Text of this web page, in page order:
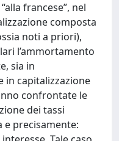
francese”, nel
composta
noti a priori),
l’ammortamento
sia in
in capitalizzazione
confrontate le
dei tassi
e precisamente: